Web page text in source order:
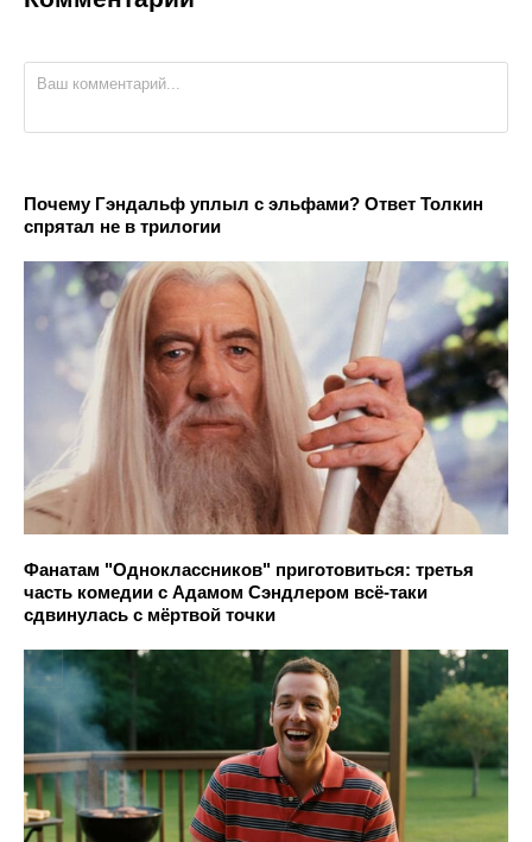
Почему Гэндальф уплыл с эльфами? Ответ Толкин
спрятал не в трилогии
Фанатам "Одноклассников" приготовиться: третья
часть комедии с Адамом Сэндлером всё-таки
сдвинулась с мёртвой точки